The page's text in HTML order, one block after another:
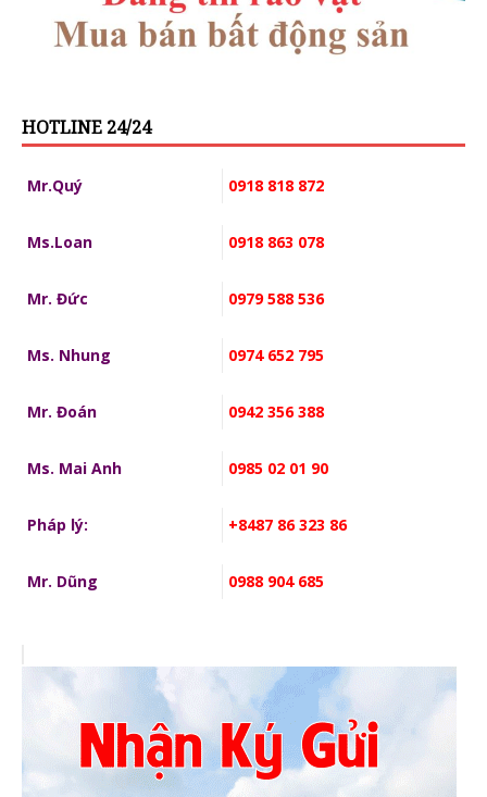
HOTLINE 24/24
Mr.Quý 0918 818 872
Ms.Loan 0918 863 078
Mr. Đức 0979 588 536
Ms. Nhung 0974 652 795
Mr. Đoán 0942 356 388
Ms. Mai Anh 0985 02 01 90
Pháp lý: +8487 86 323 86
Mr. Dũng 0988 904 685